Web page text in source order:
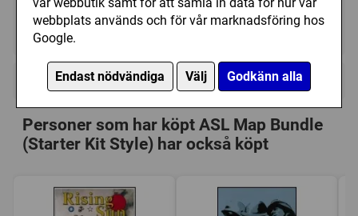
vår webbutik samt för att samla in data för hur vår
webbplats används och för vår marknadsföring hos
Google.
Endast nödvändiga Välj Godkänn alla
Ej tillgänglig
Övrig information
Speltyp: Krigsspel
Serie: Advanced Squad Leader (ASL)
Tillverkare:
Multi-Man Publishing
Försälj. rank:5902/18137
Personer som har köpt ASL Map Bundle
(Starter Kit Style) har också köpt